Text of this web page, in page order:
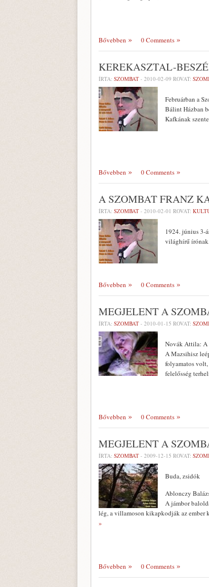
Bővebben 0 Comments
KEREKASZTAL-
ÍRTA: SZOMBAT - 2010-02-09 ROVAT:
Februárban a
Bálint Házban
Kafkának
Bővebben 0 Comments
A SZOMBAT FRANZ
ÍRTA: SZOMBAT - 2010-02-01 ROVAT:
1924. június 3-
világhírű
Bővebben 0 Comments
MEGJELENT A
ÍRTA: SZOMBAT - 2010-01-15 ROVAT:
Novák Attila: A
A Mazsihisz
folyamatos volt,
felelősség
Bővebben 0 Comments
MEGJELENT A
ÍRTA: SZOMBAT - 2009-12-15 ROVAT:
Buda, zsidók
Ablonczy
A jámbor
lég, a villamoson kikapkodják az ember
»
Bővebben 0 Comments